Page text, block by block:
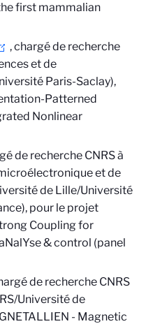
first mammalian
, chargé de recherche
et de
Paris-Saclay),
Patterned
Nonlinear
de recherche CNRS à
et de
de Lille/Université
pour le projet
Coupling for
& control (panel
de recherche CNRS
Université de
- Magnetic